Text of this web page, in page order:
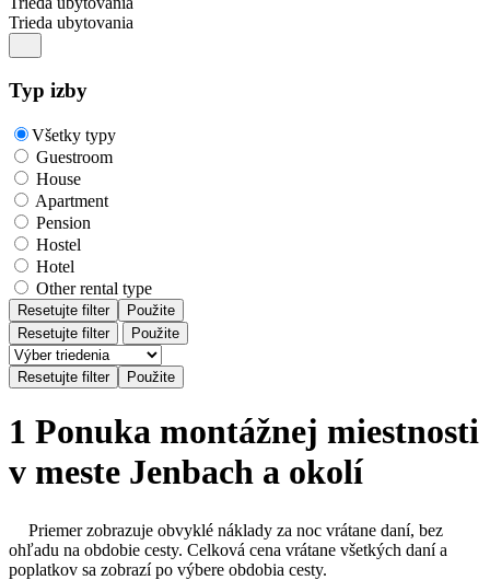
Trieda ubytovania
Typ izby
Všetky typy
Guestroom
House
Apartment
Pension
Hostel
Hotel
Other rental type
Resetujte filter
Použite
Resetujte filter
Použite
1 Ponuka montážnej miestnosti
v meste Jenbach a okolí
Priemer zobrazuje obvyklé náklady za noc vrátane daní, bez
ohľadu na obdobie cesty. Celková cena vrátane všetkých daní a
poplatkov sa zobrazí po výbere obdobia cesty.